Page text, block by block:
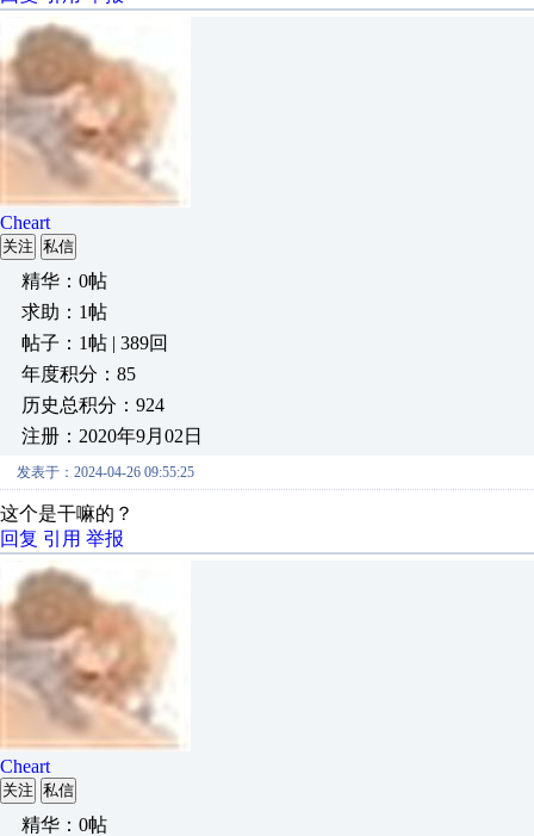
Cheart
关注 私信
精华：0帖
求助：1帖
帖子：1帖 | 389回
年度积分：85
历史总积分：924
注册：2020年9月02日
发表于：2024-04-26 09:55:25
这个是干嘛的？
回复 引用 举报
Cheart
关注 私信
精华：0帖